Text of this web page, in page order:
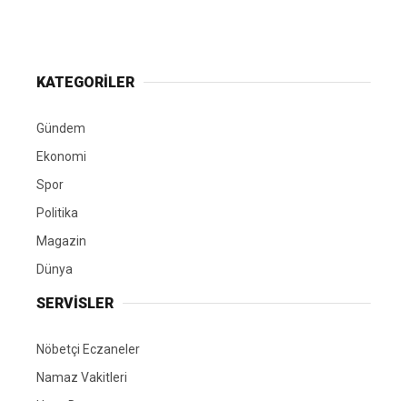
KATEGORİLER
Gündem
Ekonomi
Spor
Politika
Magazin
Dünya
SERVİSLER
Nöbetçi Eczaneler
Namaz Vakitleri